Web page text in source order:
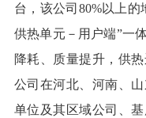
台，该公司80%以上的
供热单元－用户端”一
降耗、质量提升，供
公司在河北、河南、
单位及其区域公司、